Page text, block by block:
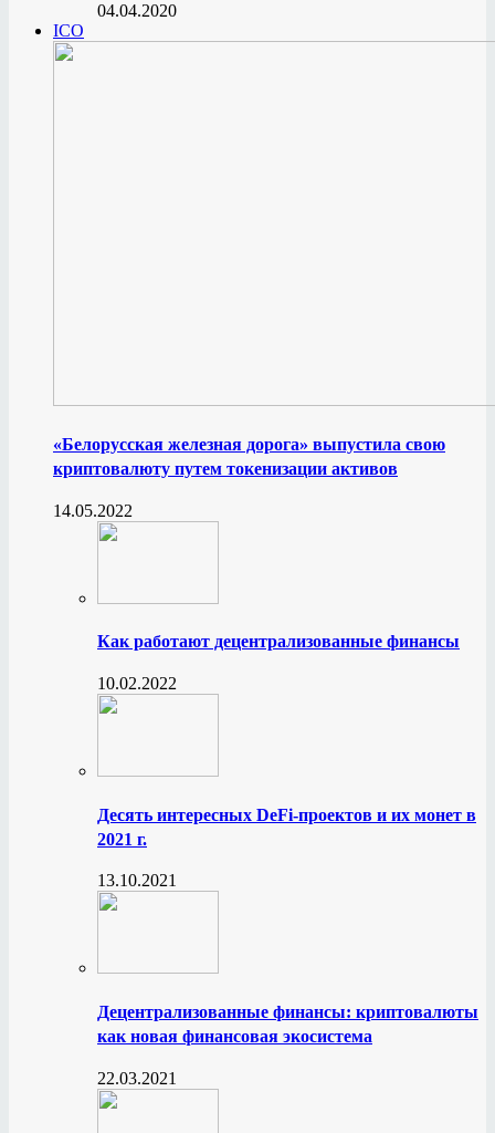
04.04.2020
ICO
«Белорусская железная дорога» выпустила свою
криптовалюту путем токенизации активов
14.05.2022
Как работают децентрализованные финансы
10.02.2022
Десять интересных DeFi-проектов и их монет в
2021 г.
13.10.2021
Децентрализованные финансы: криптовалюты
как новая финансовая экосистема
22.03.2021